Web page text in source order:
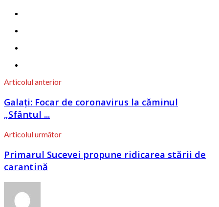
Articolul anterior
Galați: Focar de coronavirus la căminul
„Sfântul ...
Articolul următor
Primarul Sucevei propune ridicarea stării de
carantină